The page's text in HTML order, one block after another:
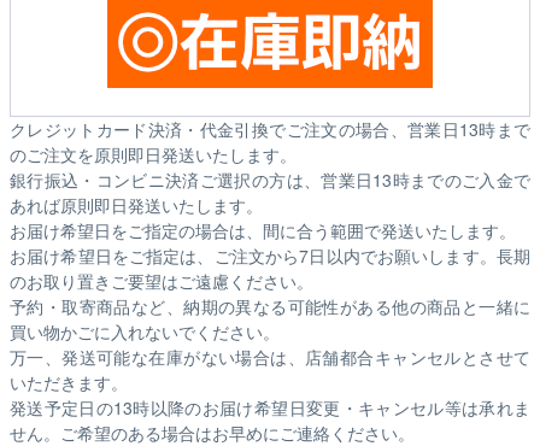
クレジットカード決済・代金引換でご注文の場合、営業日13時まで
のご注文を原則即日発送いたします。
銀行振込・コンビニ決済ご選択の方は、営業日13時までのご入金で
あれば原則即日発送いたします。
お届け希望日をご指定の場合は、間に合う範囲で発送いたします。
お届け希望日をご指定は、ご注文から7日以内でお願いします。長期
のお取り置きご要望はご遠慮ください。
予約・取寄商品など、納期の異なる可能性がある他の商品と一緒に
買い物かごに入れないでください。
万一、発送可能な在庫がない場合は、店舗都合キャンセルとさせて
いただきます。
発送予定日の13時以降のお届け希望日変更・キャンセル等は承れま
せん。ご希望のある場合はお早めにご連絡ください。